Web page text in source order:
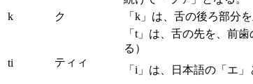
k
ク 「k」は、舌の後ろ部分
ti ティィ
「t」は、舌の先を、前
る）
「i」は、日本語の「エ